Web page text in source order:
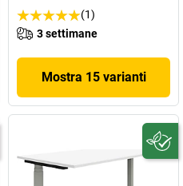
(1)
3 settimane
Mostra 15 varianti